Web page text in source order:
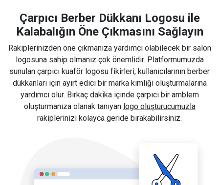
Çarpıcı Berber Dükkanı Logosu ile
Kalabalığın Öne Çıkmasını Sağlayın
Rakiplerinizden öne çıkmanıza yardımcı olabilecek bir salon
logosuna sahip olmanız çok önemlidir. Platformumuzda
sunulan çarpıcı kuaför logosu fikirleri, kullanıcılarının berber
dükkanları için ayırt edici bir marka kimliği oluşturmalarına
yardımcı olur. Birkaç dakika içinde çarpıcı bir amblem
oluşturmanıza olanak tanıyan logo oluşturucumuzla
rakiplerinizi kolayca geride bırakabilirsiniz.